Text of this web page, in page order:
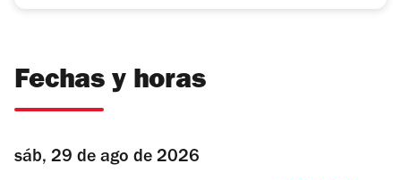
Fechas y horas
sáb, 29 de ago de 2026